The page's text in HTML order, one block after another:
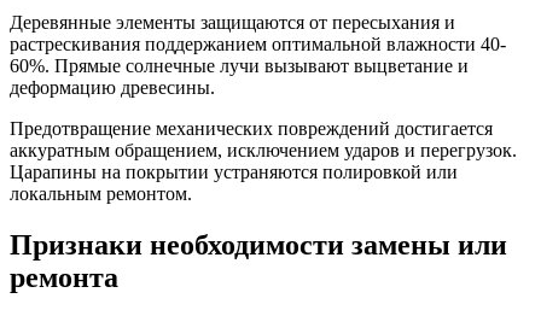
Деревянные элементы защищаются от пересыхания и
растрескивания поддержанием оптимальной влажности 40-
60%. Прямые солнечные лучи вызывают выцветание и
деформацию древесины.
Предотвращение механических повреждений достигается
аккуратным обращением, исключением ударов и перегрузок.
Царапины на покрытии устраняются полировкой или
локальным ремонтом.
Признаки необходимости замены или
ремонта